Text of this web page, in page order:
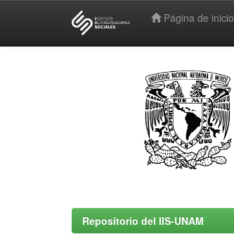
Página de inicio
Repositorio del IIS-UNAM